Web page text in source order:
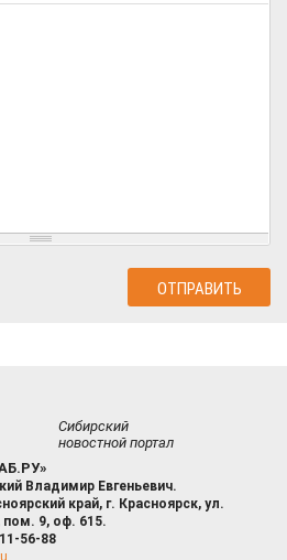
Сибирский
новостной портал
Владимир Евгеньевич.
край, г. Красноярск, ул.
9, оф. 615.
56-88